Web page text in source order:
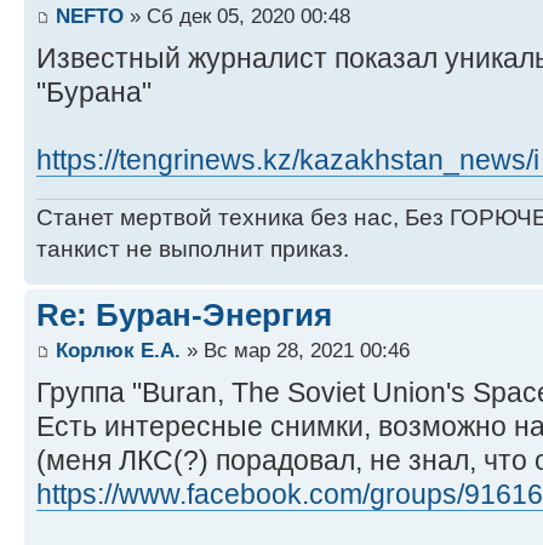
NEFTO » Сб дек 05, 2020 00:48
Известный журналист показал
"Бурана"
https://tengrinews.kz/kazakhstan_news/
Станет мертвой техника без нас, Без
танкист не выполнит приказ.
Re: Буран-Энергия
Корлюк Е.А. » Вс мар 28, 2021 00:46
Группа "Buran, The Soviet Union's
Есть интересные снимки, возможно
(меня ЛКС(?) порадовал, не знал, что
https://www.facebook.com/groups/